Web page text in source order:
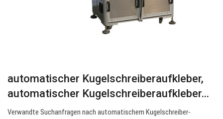
automatischer Kugelschreiberaufkleber,
automatischer Kugelschreiberaufkleber…
Verwandte Suchanfragen nach automatischem Kugelschreiber-